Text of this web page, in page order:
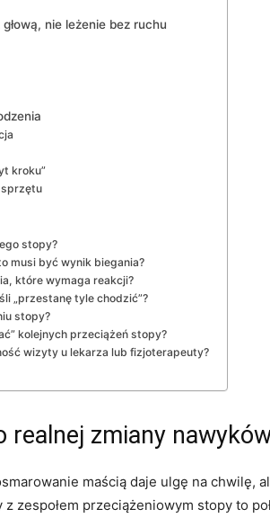
nie leżenie bez ruchu
kroku”
stopy?
musi być wynik biegania?
które wymaga reakcji?
„przestanę tyle chodzić”?
stopy?
kolejnych przeciążeń stopy?
wizyty u lekarza lub fizjoterapeuty?
realnej zmiany
maścią daje ulgę na chwilę,
zespołem przeciążeniowym stopy to